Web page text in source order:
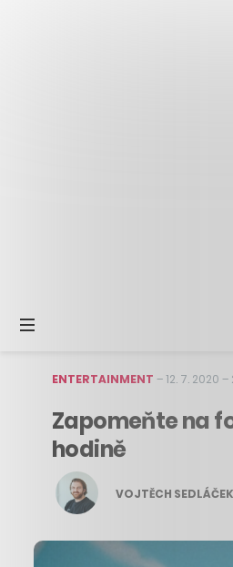
ENTERTAINMENT –12. 7. 2020 –
Zapomeňte na
hodině
VOJTĚCH SEDLÁČEK